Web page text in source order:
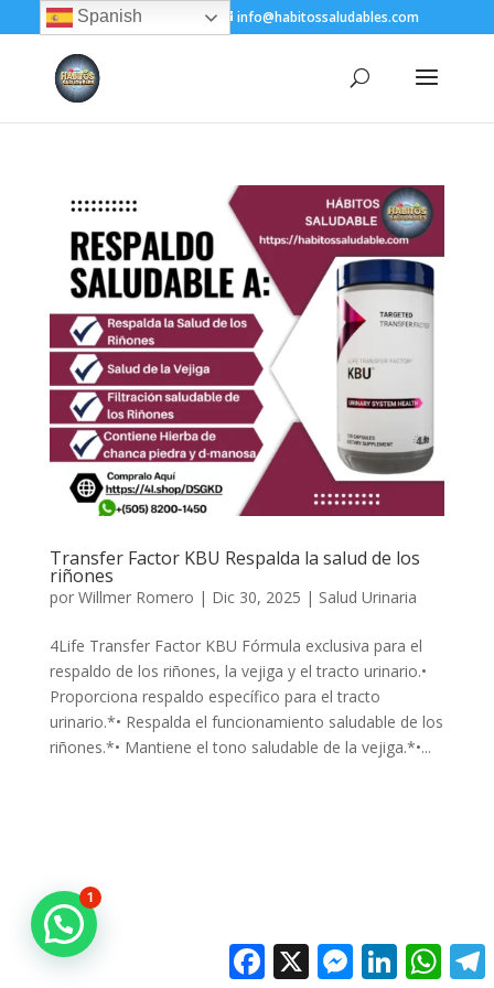
+(505) 8200-1450 info@habitossaludables.com
Transfer Factor KBU Respalda la salud de los
riñones
por Willmer Romero | Dic 30, 2025 | Salud Urinaria
4Life Transfer Factor KBU Fórmula exclusiva para el
respaldo de los riñones, la vejiga y el tracto urinario.•
Proporciona respaldo específico para el tracto
urinario.*• Respalda el funcionamiento saludable de los
riñones.*• Mantiene el tono saludable de la vejiga.*•...
Facebook Messenger
LinkedIn
Spanish
1